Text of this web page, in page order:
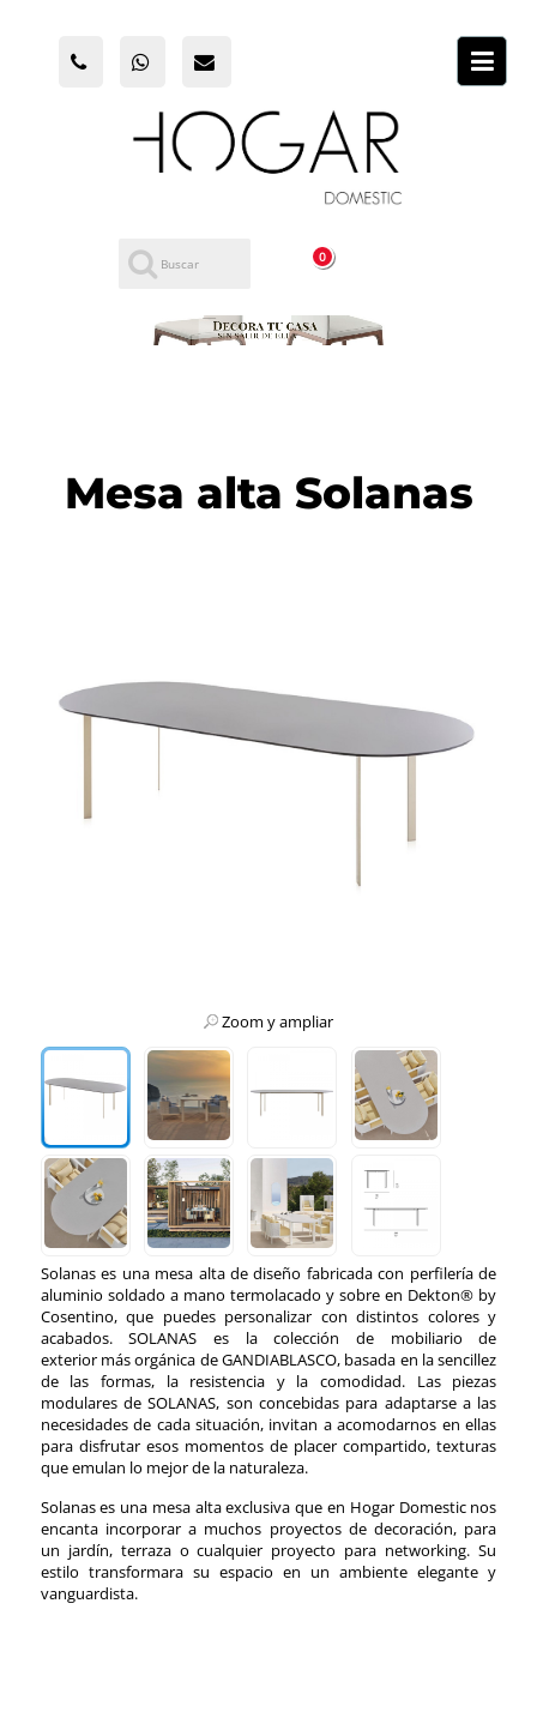
0
Mesa alta Solanas
Zoom y ampliar
Solanas es una mesa alta de diseño fabricada con perfilería de
aluminio soldado a mano termolacado y sobre en Dekton® by
Cosentino, que puedes personalizar con distintos colores y
acabados. SOLANAS es la colección de mobiliario de
exterior más orgánica de GANDIABLASCO, basada en la sencillez
de las formas, la resistencia y la comodidad. Las piezas
modulares de SOLANAS, son concebidas para adaptarse a las
necesidades de cada situación, invitan a acomodarnos en ellas
para disfrutar esos momentos de placer compartido, texturas
que emulan lo mejor de la naturaleza.
Solanas es una mesa alta exclusiva que en Hogar Domestic nos
encanta incorporar a muchos proyectos de decoración, para
un jardín, terraza o cualquier proyecto para networking. Su
estilo transformara su espacio en un ambiente elegante y
vanguardista.